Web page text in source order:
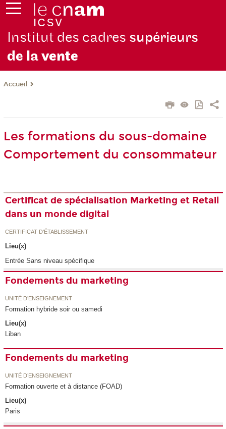
Institut des cadres supérieurs
de lavente
Accueil
Les formations du sous-domaine
Comportement du consommateur
Certificat de spécialisation Marketing et Retail
dans un monde digital
CERTIFICAT D'ÉTABLISSEMENT
Lieu(x)
Entrée Sans niveau spécifique
Fondements du marketing
UNITÉ D’ENSEIGNEMENT
Formation hybride soir ou samedi
Lieu(x)
Liban
Fondements du marketing
UNITÉ D’ENSEIGNEMENT
Formation ouverte et à distance (FOAD)
Lieu(x)
Paris